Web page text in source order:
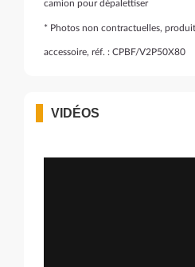
camion pour dépalettiser
* Photos non contractuelles,
accessoire, réf. : CPBF/V2P50X80
VIDÉOS